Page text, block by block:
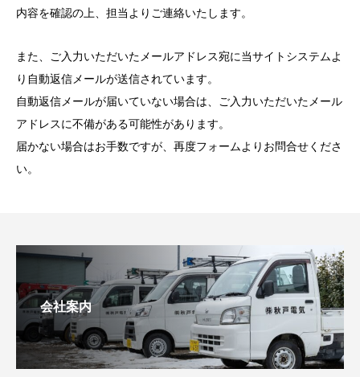
内容を確認の上、担当よりご連絡いたします。
また、ご入力いただいたメールアドレス宛に当サイトシステムよ
り自動返信メールが送信されています。
自動返信メールが届いていない場合は、ご入力いただいたメール
アドレスに不備がある可能性があります。
届かない場合はお手数ですが、再度フォームよりお問合せくださ
い。
会社案内